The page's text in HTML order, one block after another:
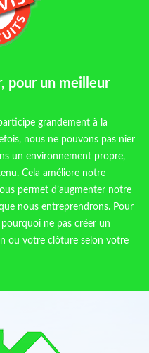
pour un meilleur
grandement à la
nous ne pouvons pas nier
un environnement propre,
Cela améliore notre
permet d’augmenter notre
nous entreprendrons. Pour
ne pas créer un
ou votre clôture selon votre